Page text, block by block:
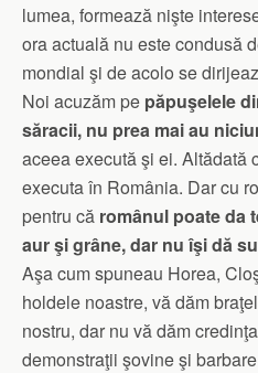
lumea, formează nişte
ora actuală nu este condusă
mondial şi de acolo se
Noi acuzăm pe păpuşelele
săracii, nu prea mai au
aceea execută şi ei. Altădată
executa în România. Dar cu
pentru că românul poate da
aur şi grâne, dar nu îşi dă
Aşa cum spuneau Horea,
holdele noastre, vă dăm
nostru, dar nu vă dăm
demonstraţii şovine şi